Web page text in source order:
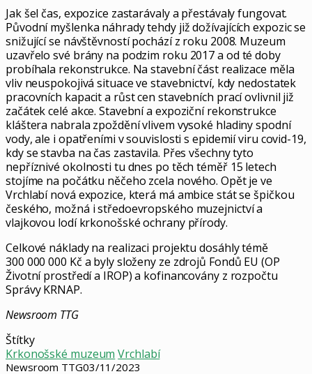
Jak šel čas, expozice zastarávaly a přestávaly fungovat.
Původní myšlenka náhrady tehdy již dožívajících expozic se
snižující se návštěvností pochází z roku 2008. Muzeum
uzavřelo své brány na podzim roku 2017 a od té doby
probíhala rekonstrukce. Na stavební část realizace měla
vliv neuspokojivá situace ve stavebnictví, kdy nedostatek
pracovních kapacit a růst cen stavebních prací ovlivnil již
začátek celé akce. Stavební a expoziční rekonstrukce
kláštera nabrala zpoždění vlivem vysoké hladiny spodní
vody, ale i opatřeními v souvislosti s epidemií viru covid-19,
kdy se stavba na čas zastavila. Přes všechny tyto
nepříznivé okolnosti tu dnes po těch téměř 15 letech
stojíme na počátku něčeho zcela nového. Opět je ve
Vrchlabí nová expozice, která má ambice stát se špičkou
českého, možná i středoevropského muzejnictví a
vlajkovou lodí krkonošské ochrany přírody.
Celkové náklady na realizaci projektu dosáhly témě
300 000 000 Kč a byly složeny ze zdrojů Fondů EU (OP
Životní prostředí a IROP) a kofinancovány z rozpočtu
Správy KRNAP.
Newsroom TTG
Štítky
Krkonošské muzeum Vrchlabí
Newsroom TTG03/11/2023